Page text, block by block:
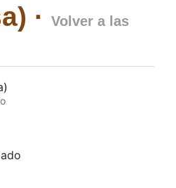
·
Volver a las